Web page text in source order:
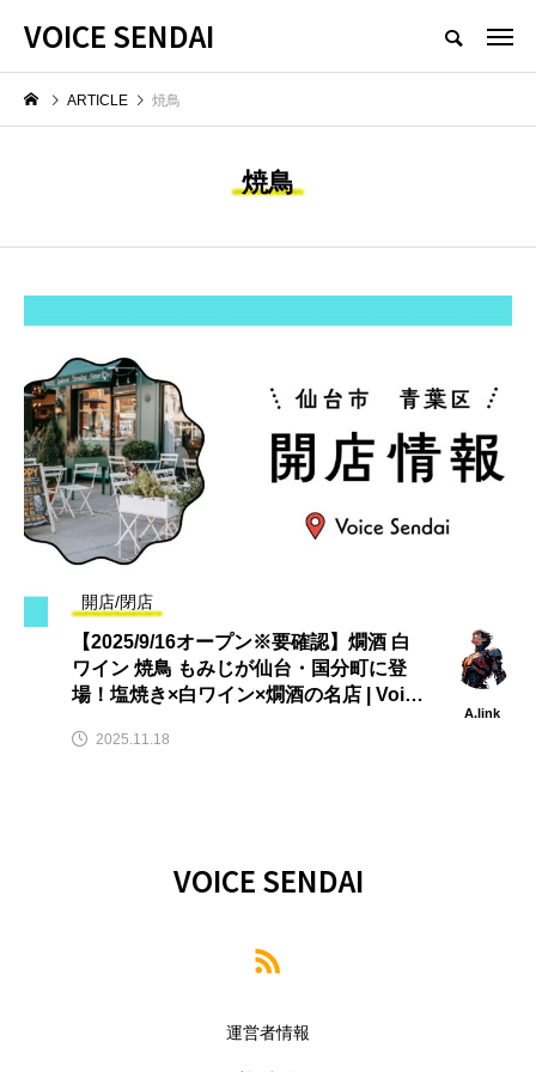
VOICE SENDAI
ARTICLE 焼鳥
焼鳥
開店/閉店
【2025/9/16オープン※要確認】燗酒 白
ワイン 焼鳥 もみじが仙台・国分町に登
場！塩焼き×白ワイン×燗酒の名店 | Voice
A.link
2025.11.18
VOICE SENDAI
運営者情報